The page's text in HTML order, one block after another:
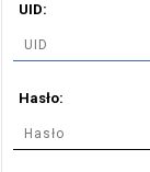
UID:
Hasło: